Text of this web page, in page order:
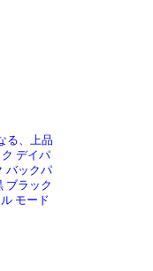
る、上品
デイパ
バックパ
ブラック
モード